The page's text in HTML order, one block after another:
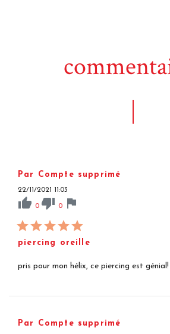
Par Compte supprimé
22/11/2021 11:03
thumb_up 0 thumb_down 0 flag
piercing oreille
pris pour mon hélix, ce piercing est
Par Compte supprimé